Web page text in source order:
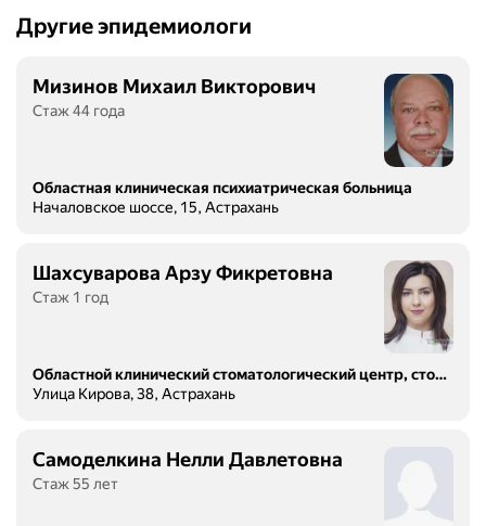
Другие эпидемиологи
Мизинов Михаил Викторович
Стаж 44 года
Областная клиническая психиатрическая больница
Началовское шоссе, 15, Астрахань
Шахсуварова Арзу Фикретовна
Стаж 1 год
Областной клинический стоматологический центр, стоматологическая поликлиника № 1
Улица Кирова, 38, Астрахань
Самоделкина Нелли Давлетовна
Стаж 55 лет